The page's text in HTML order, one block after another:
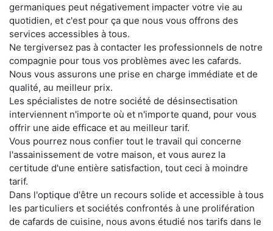
germaniques peut négativement impacter votre vie au
quotidien, et c'est pour ça que nous vous offrons des
services accessibles à tous.
Ne tergiversez pas à contacter les professionnels de notre
compagnie pour tous vos problèmes avec les cafards.
Nous vous assurons une prise en charge immédiate et de
qualité, au meilleur prix.
Les spécialistes de notre société de désinsectisation
interviennent n'importe où et n'importe quand, pour vous
offrir une aide efficace et au meilleur tarif.
Vous pourrez nous confier tout le travail qui concerne
l'assainissement de votre maison, et vous aurez la
certitude d'une entière satisfaction, tout ceci à moindre
tarif.
Dans l'optique d'être un recours solide et accessible à tous
les particuliers et sociétés confrontés à une prolifération
de cafards de cuisine, nous avons étudié nos tarifs dans le